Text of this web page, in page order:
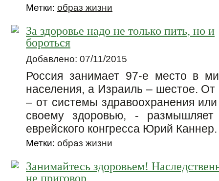
Метки: образ жизни
За здоровье надо не только пить, но и
бороться
Добавлено: 07/11/2015
Россия занимает 97-е место в
населения, а Израиль – шестое. От
– от системы здравоохранения
своему здоровью, - размышляет
еврейского конгресса Юрий
Метки: образ жизни
Занимайтесь здоровьем!
не приговор